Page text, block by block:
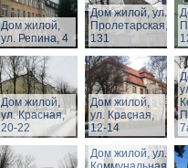
Дом жилой,
ул. Репина, 4
Дом жилой, ул.
Пролетарская,
131
Дом жилой,
ул. Красная,
20-22
Дом жилой,
ул. Красная,
12-14
Дом жилой, ул.